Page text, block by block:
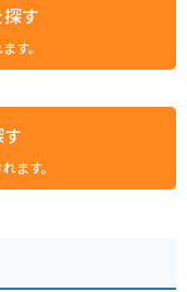
す
す。
ます。